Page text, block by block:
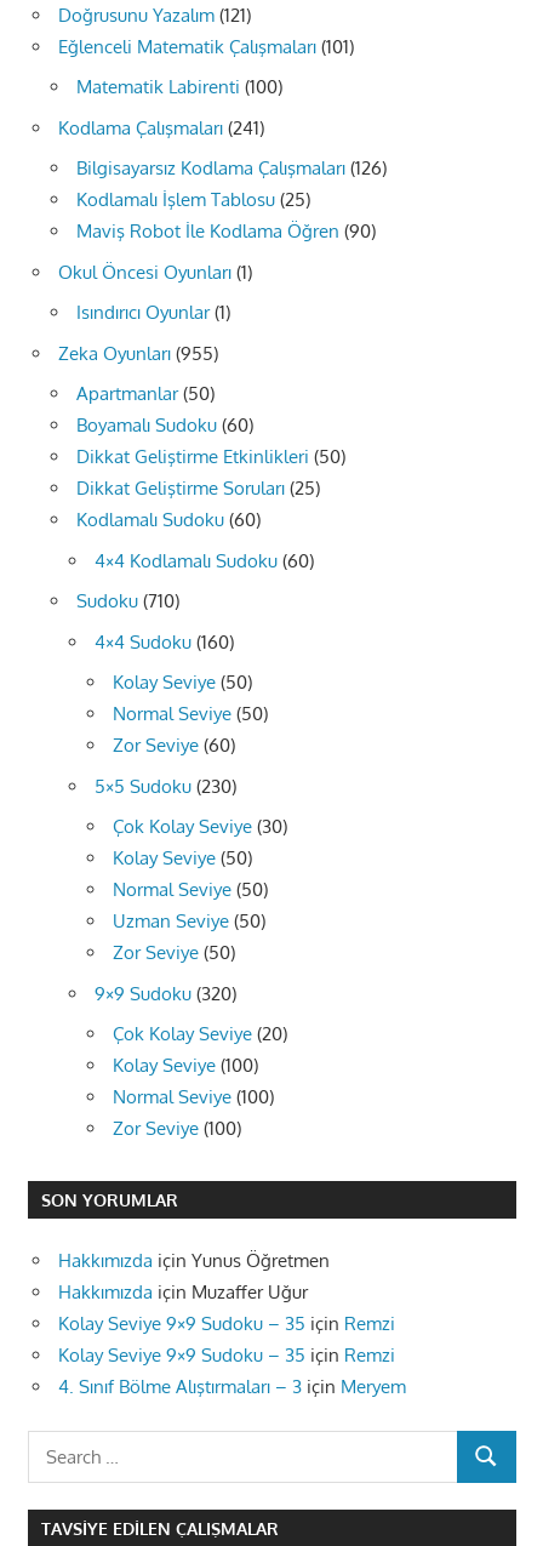
Doğrusunu Yazalım (121)
Eğlenceli Matematik Çalışmaları (101)
Matematik Labirenti (100)
Kodlama Çalışmaları (241)
Bilgisayarsız Kodlama Çalışmaları (126)
Kodlamalı İşlem Tablosu (25)
Maviş Robot İle Kodlama Öğren (90)
Okul Öncesi Oyunları (1)
Isındırıcı Oyunlar(1)
Zeka Oyunları (955)
Apartmanlar(50)
Boyamalı Sudoku (60)
Dikkat Geliştirme Etkinlikleri (50)
Dikkat Geliştirme Soruları (25)
Kodlamalı Sudoku (60)
4×4 Kodlamalı Sudoku (60)
Sudoku (710)
4×4 Sudoku (160)
Kolay Seviye (50)
Normal Seviye (50)
Zor Seviye (60)
5×5 Sudoku (230)
Çok Kolay Seviye (30)
Kolay Seviye (50)
Normal Seviye (50)
Uzman Seviye (50)
Zor Seviye (50)
9×9 Sudoku (320)
Çok Kolay Seviye (20)
Kolay Seviye (100)
Normal Seviye (100)
Zor Seviye (100)
SON YORUMLAR
Hakkımızda için Yunus Öğretmen
Hakkımızda için Muzaffer Uğur
Kolay Seviye 9×9 Sudoku – 35 için Remzi
Kolay Seviye 9×9 Sudoku – 35 için Remzi
4. Sınıf Bölme Alıştırmaları – 3 için Meryem
SEARCH
TAVSIYE EDILEN ÇALIŞMALAR